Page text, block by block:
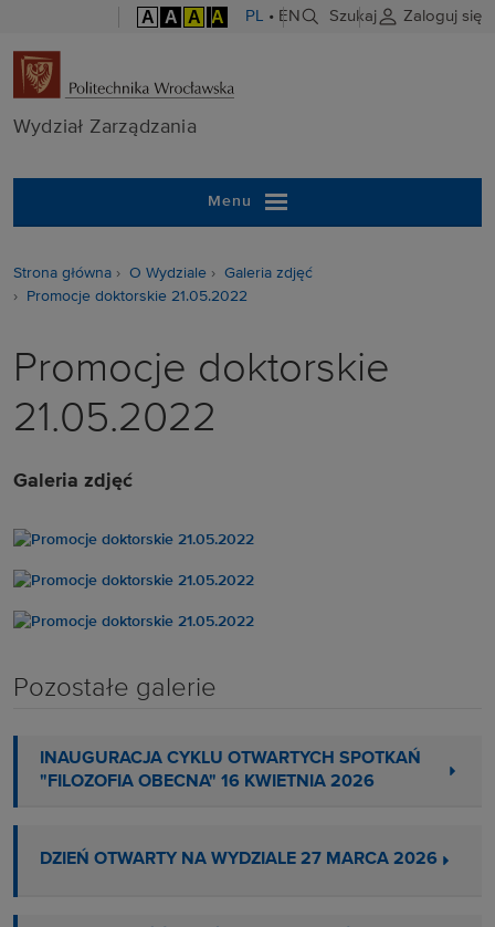
A A A A PL • EN Szukaj Zaloguj się
Wydział
Wydział Zarządzania
Menu
Strona główna O Wydziale
Galeria zdjęć
Promocje doktorskie 21.05.2022
Promocje doktorskie
21.05.2022
Galeria zdjęć
Pozostałe galerie
INAUGURACJA CYKLU OTWARTYCH SPOTKAŃ
"FILOZOFIA OBECNA" 16 KWIETNIA 2026
DZIEŃ OTWARTY NA WYDZIALE 27 MARCA 2026